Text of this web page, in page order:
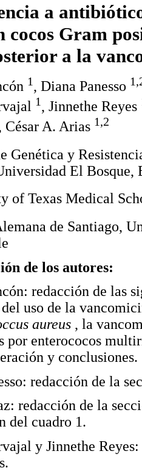
a
cocos Gram
a la
1, Diana Panesso
1, Jinnethe Reyes
César A. Arias 1,2
Genética y
El Bosque,
of Texas Medical
de Santiago,
de los autores:
redacción de las
uso de la
aureus , la
por enterococos
y conclusiones.
redacción de la
redacción de la
del cuadro 1.
y Jinnethe